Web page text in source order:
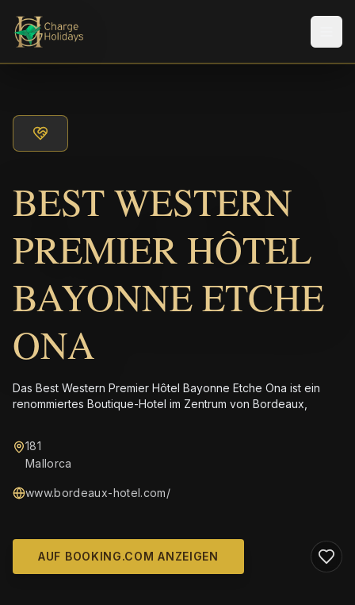
BEST WESTERN
PREMIER HÔTEL
BAYONNE ETCHE
ONA
Das Best Western Premier Hôtel Bayonne Etche Ona ist ein
renommiertes Boutique-Hotel im Zentrum von Bordeaux,
181
Mallorca
www.bordeaux-hotel.com/
AUF BOOKING.COM ANZEIGEN